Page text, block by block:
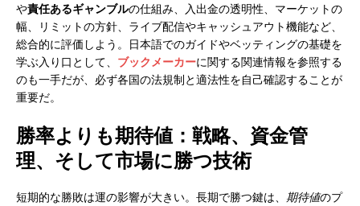
や責任あるギャンブルの仕組み、入出金の透明性、マーケットの
幅、リミットの方針、ライブ配信やキャッシュアウト機能など、
総合的に評価しよう。日本語でのガイドやベッティングの基礎を
学ぶ入り口として、 ブックメーカーに関する関連情報を参照する
のも一手だが、必ず各国の法規制と適法性を自己確認することが
重要だ。
勝率よりも期待値：戦略、資金管
理、そして市場に勝つ技術
短期的な勝敗は運の影響が大きい。長期で勝つ鍵は、 期待値のプ